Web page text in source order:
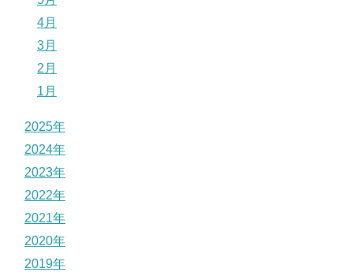
4月
3月
2月
1月
2025年
2024年
2023年
2022年
2021年
2020年
2019年